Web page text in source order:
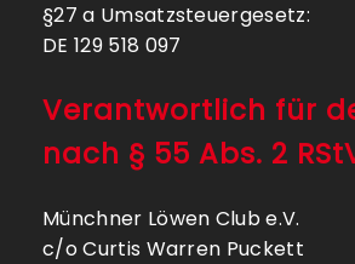
§27 a Umsatzsteuergesetz:
DE 129 518 097
Verantwortlich für
nach § 55 Abs. 2
Münchner Löwen Club e.V.
c/o Curtis Warren Puckett